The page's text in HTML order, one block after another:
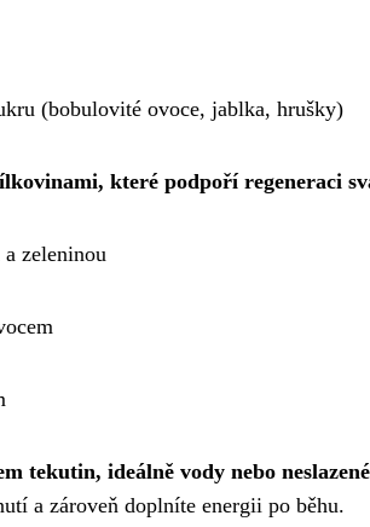
(bobulovité ovoce, jablka, hrušky)
které podpoří regeneraci
zeleninou
tekutin, ideálně vody nebo
a zároveň doplníte energii po běhu.